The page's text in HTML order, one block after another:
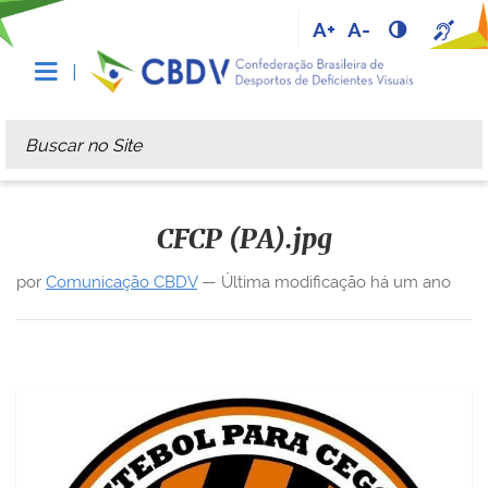
A+ A-
Busca
Busca Avançada…
CFCP (PA).jpg
por Comunicação CBDV— Última modificação há um ano